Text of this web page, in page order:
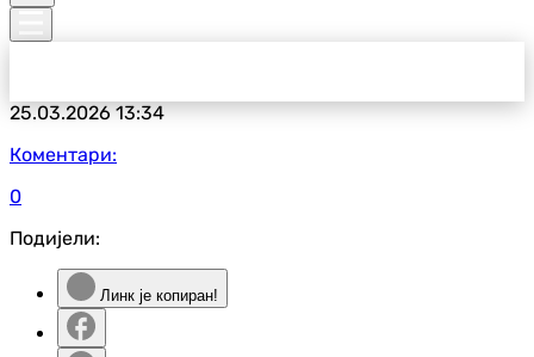
25.03.202613:34
Коментари:
0
Подијели:
Линк је копиран!